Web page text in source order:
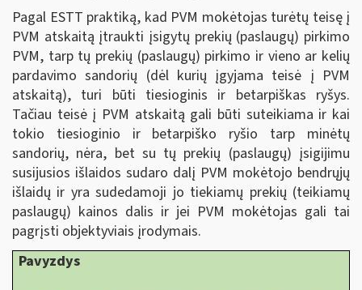
Pagal ESTT praktiką, kad PVM mokėtojas turėtų teisę į
PVM atskaitą įtraukti įsigytų prekių (paslaugų) pirkimo
PVM, tarp tų prekių (paslaugų) pirkimo ir vieno ar kelių
pardavimo sandorių (dėl kurių įgyjama teisė į PVM
atskaitą), turi būti tiesioginis ir betarpiškas ryšys.
Tačiau teisė į PVM atskaitą gali būti suteikiama ir kai
tokio tiesioginio ir betarpiško ryšio tarp minėtų
sandorių, nėra, bet su tų prekių (paslaugų) įsigijimu
susijusios išlaidos sudaro dalį PVM mokėtojo bendrųjų
išlaidų ir yra sudedamoji jo tiekiamų prekių (teikiamų
paslaugų) kainos dalis ir jei PVM mokėtojas gali tai
pagrįsti objektyviais įrodymais.
Pavyzdys